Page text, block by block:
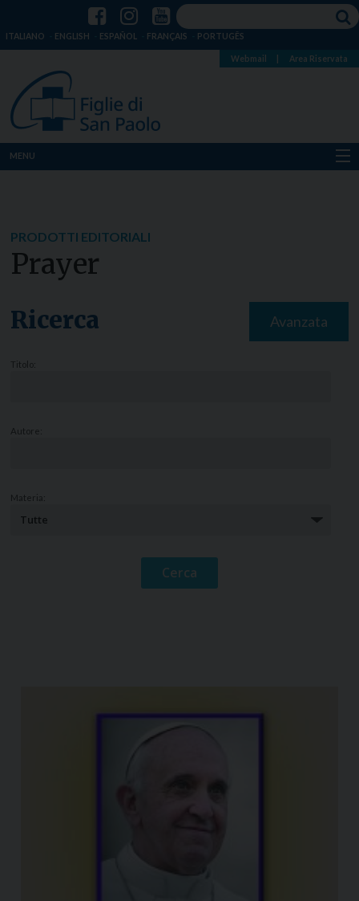
ITALIANO ENGLISH ESPAÑOL FRANÇAIS PORTUGÊS
Webmail Area Riservata
MENU
Notizie
PRODOTTI EDITORIALI
Prayer
Ricerca Avanzata
Titolo:
Autore:
Materia: